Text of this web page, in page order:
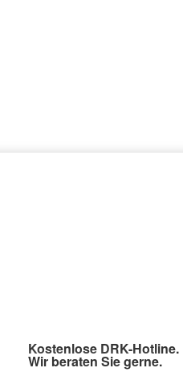
Kostenlose DRK-Hotline.
Wir beraten Sie gerne.